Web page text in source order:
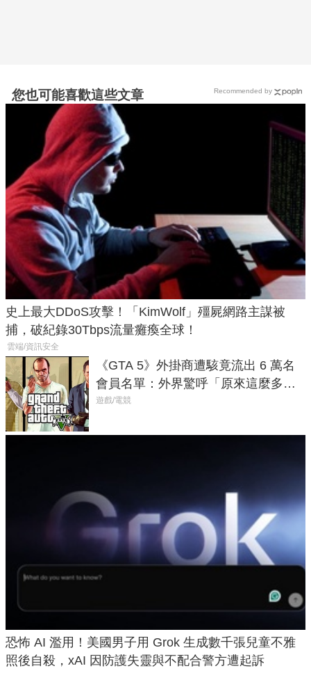
您也可能喜歡這些文章
史上最大DDoS攻擊！「KimWolf」殭屍網路主謀被
捕，破紀錄30Tbps流量癱瘓全球！
雲端/資訊安全
《GTA 5》外掛商遭駭竟流出 6 萬名
會員名單：外界驚呼「原來這麼多人
在開掛！」
遊戲/電競
恐怖 AI 濫用！美國男子用 Grok 生成數千張兒童不雅
照後自殺，xAI 因防護失靈與不配合警方遭起訴
Recommended by